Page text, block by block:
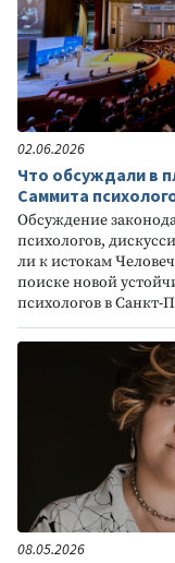
02.06.2026
Что обсуждали в
Саммита
Обсуждение
психологов,
ли к истокам
поиске новой
психологов в Санкт-
08.05.2026